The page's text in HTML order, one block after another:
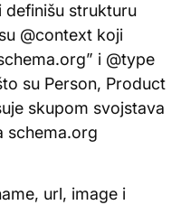
definišu strukturu
@context koji
i @type
su Person, Product
skupom svojstava
schema.org
url, image i